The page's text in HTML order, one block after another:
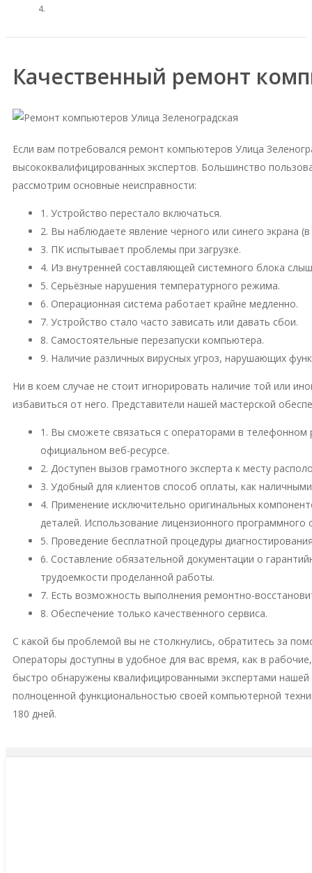
Качественный ремонт
Если вам потребовался ремонт компьютеров Улица
высококвалифицированных экспертов. Большинство
рассмотрим основные неисправности:
1. Устройство перестало включаться.
2. Вы наблюдаете явление черного или синего экрана
3. ПК испытывает проблемы при загрузке.
4. Из внутренней составляющей системного блока
5. Серьёзные нарушения температурного режима.
6. Операционная система работает крайне медленно.
7. Устройство стало часто зависать или давать сбои.
8. Самостоятельные перезапуски компьютера.
9. Наличие различных вирусных угроз, нарушающих
Ни в коем случае не стоит игнорировать наличие той или
избавиться от него. Представители нашей мастерской
1. Вы сможете связаться с операторами в
официальном веб-ресурсе.
2. Доступен вызов грамотного эксперта к месту
3. Удобный для клиентов способ оплаты, как
4. Применение исключительно оригинальных
деталей. Использование лицензионного
5. Проведение бесплатной процедуры
6. Составление обязательной документации о
трудоемкости проделанной работы.
7. Есть возможность выполнения ремонтно-
8. Обеспечение только качественного сервиса.
С какой бы проблемой вы не столкнулись, обратитесь за
Операторы доступны в удобное для вас время, как в
быстро обнаружены квалифицированными экспертами
полноценной функциональностью своей компьютерной
180 дней.